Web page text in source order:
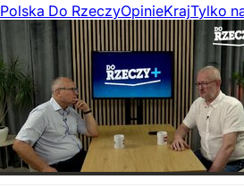
Polska Do RzeczyOpinieKrajTylko